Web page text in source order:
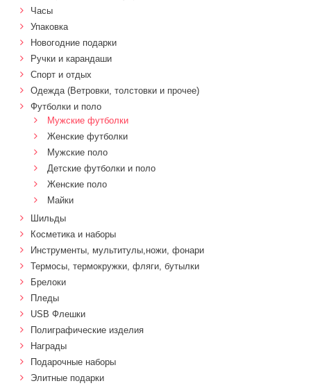
Часы
Упаковка
Новогодние подарки
Ручки и карандаши
Спорт и отдых
Одежда (Ветровки, толстовки и прочее)
Футболки и поло
Мужские футболки
Женские футболки
Мужские поло
Детские футболки и поло
Женские поло
Майки
Шильды
Косметика и наборы
Инструменты, мультитулы,ножи, фонари
Термосы, термокружки, фляги, бутылки
Брелоки
Пледы
USB Флешки
Полиграфические изделия
Награды
Подарочные наборы
Элитные подарки